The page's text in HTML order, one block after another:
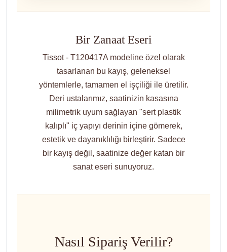
Bir Zanaat Eseri
Tissot - T120417A modeline özel olarak
tasarlanan bu kayış, geleneksel
yöntemlerle, tamamen el işçiliği ile üretilir.
Deri ustalarımız, saatinizin kasasına
milimetrik uyum sağlayan "sert plastik
kalıplı" iç yapıyı derinin içine gömerek,
estetik ve dayanıklılığı birleştirir. Sadece
bir kayış değil, saatinize değer katan bir
sanat eseri sunuyoruz.
Nasıl Sipariş Verilir?